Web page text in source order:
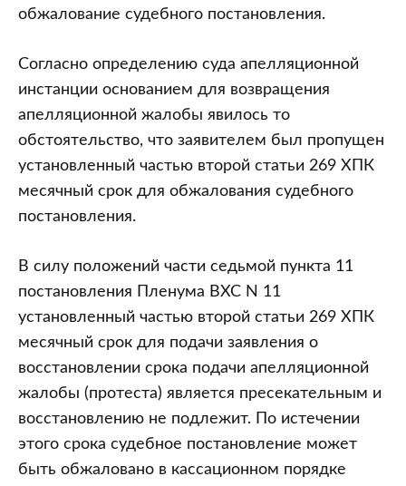
обжалование судебного постановления.
Согласно определению суда апелляционной
инстанции основанием для возвращения
апелляционной жалобы явилось то
обстоятельство, что заявителем был пропущен
установленный частью второй статьи 269 ХПК
месячный срок для обжалования судебного
постановления.
В силу положений части седьмой пункта 11
постановления Пленума ВХС N 11
установленный частью второй статьи 269 ХПК
месячный срок для подачи заявления о
восстановлении срока подачи апелляционной
жалобы (протеста) является пресекательным и
восстановлению не подлежит. По истечении
этого срока судебное постановление может
быть обжаловано в кассационном порядке